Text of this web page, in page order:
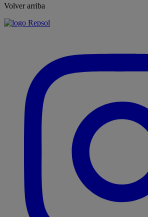
Volver arriba